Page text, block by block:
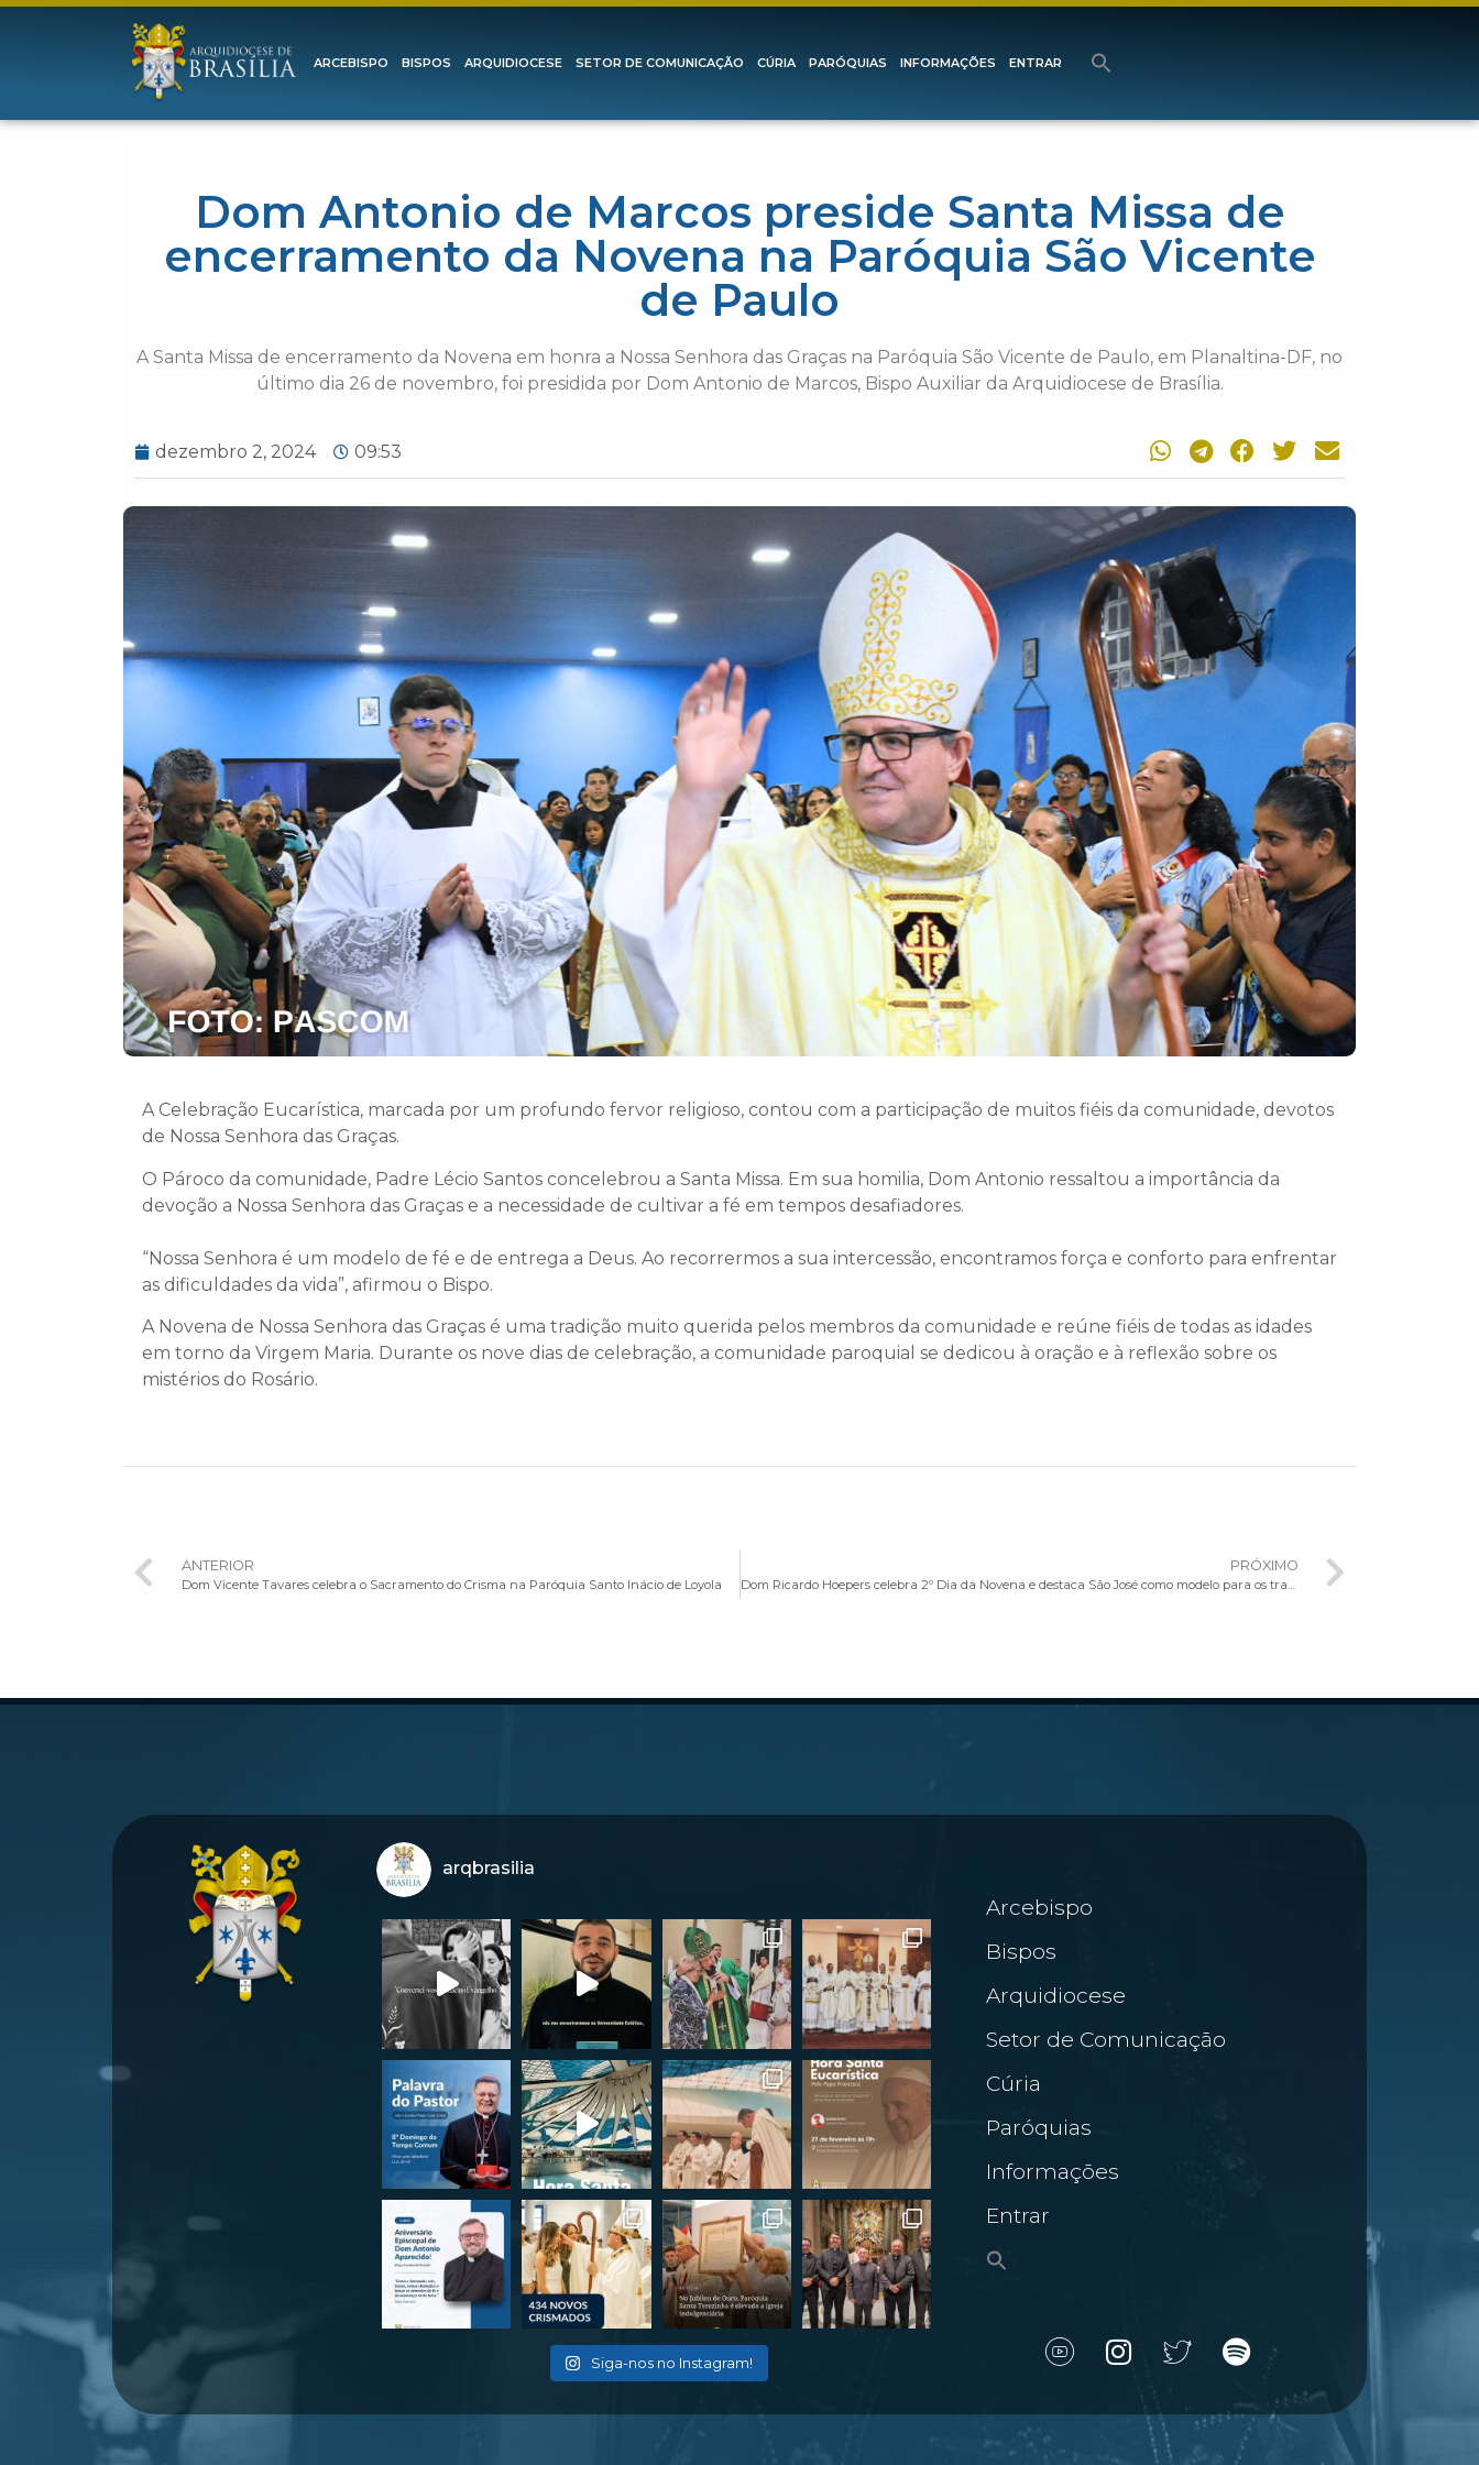
ARCEBISPO BISPOS ARQUIDIOCESE SETOR DE COMUNICAÇÃO CÚRIA PARÓQUIAS INFORMAÇÕES ENTRAR
Dom Antonio de Marcos preside Santa Missa de
encerramento da Novena na Paróquia São Vicente
de Paulo
A Santa Missa de encerramento da Novena em honra a Nossa Senhora das Graças na Paróquia São Vicente de Paulo, em Planaltina-DF, no
último dia 26 de novembro, foi presidida por Dom Antonio de Marcos, Bispo Auxiliar da Arquidiocese de Brasília.
dezembro 2, 2024 09:53
A Celebração Eucarística, marcada por um profundo fervor religioso, contou com a participação de muitos fiéis da comunidade, devotos
de Nossa Senhora das Graças.
O Pároco da comunidade, Padre Lécio Santos concelebrou a Santa Missa. Em sua homilia, Dom Antonio ressaltou a importância da
devoção a Nossa Senhora das Graças e a necessidade de cultivar a fé em tempos desafiadores.
“Nossa Senhora é um modelo de fé e de entrega a Deus. Ao recorrermos a sua intercessão, encontramos força e conforto para enfrentar
as dificuldades da vida”, afirmou o Bispo.
A Novena de Nossa Senhora das Graças é uma tradição muito querida pelos membros da comunidade e reúne fiéis de todas as idades
em torno da Virgem Maria. Durante os nove dias de celebração, a comunidade paroquial se dedicou à oração e à reflexão sobre os
mistérios do Rosário.
ANTERIOR
Dom Vicente Tavares celebra o Sacramento do Crisma na Paróquia Santo Inácio de Loyola
PRÓXIMO
Dom Ricardo Hoepers celebra 2º Dia da Novena e destaca São José como modelo para os trabalhadores
arqbrasilia
Siga-nos no Instagram!
Arcebispo
Bispos
Arquidiocese
Setor de Comunicação
Cúria
Paróquias
Informações
Entrar